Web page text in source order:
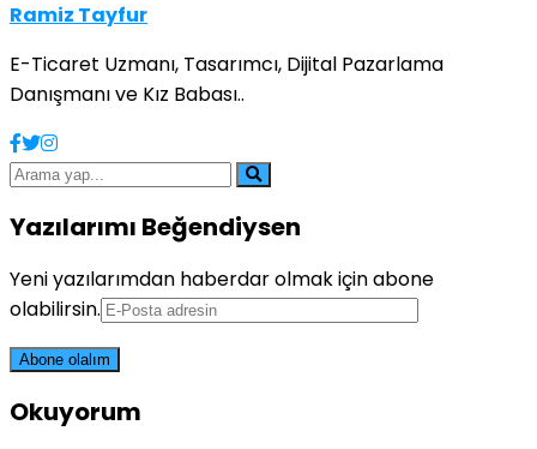
Ramiz Tayfur
E-Ticaret Uzmanı, Tasarımcı, Dijital Pazarlama
Danışmanı ve Kız Babası..
Yazılarımı Beğendiysen
Yeni yazılarımdan haberdar olmak için abone
olabilirsin.
Okuyorum